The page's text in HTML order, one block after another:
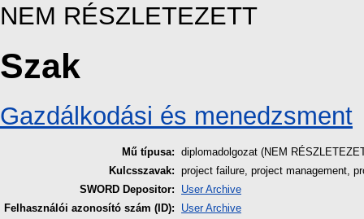
NEM RÉSZLETEZETT
Szak
Gazdálkodási és menedzsment
Mű típusa: diplomadolgozat (NEM
Kulcsszavak: project failure, project management,
SWORD Depositor:
User Archive
Felhasználói azonosító szám (ID):
User Archive